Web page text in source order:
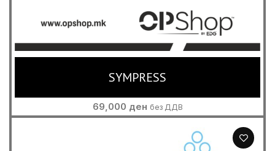
SYMPRESS
69,000 ден без ДДВ